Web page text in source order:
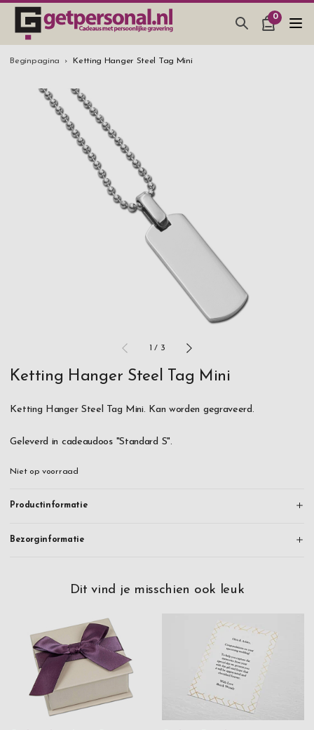
0
CADEAUS & GADGETS
BAR, GLAZEN & KEUKEN
SIERADEN & ACCESSOIRES
CADEAUS IDEEËN
HUWELIJKSGESCHENK 2026
Beginpagina Ketting Hanger Steel Tag Mini
1 / 3
Ketting Hanger Steel Tag Mini
Ketting Hanger Steel Tag Mini. Kan worden gegraveerd.
Geleverd in cadeaudoos "Standard S".
Niet op voorraad
Productinformatie
Bezorginformatie
Dit vind je misschien ook leuk